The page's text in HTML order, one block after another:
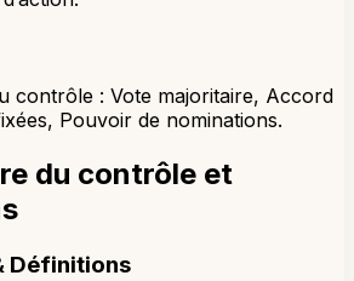
contrôle : Vote majoritaire, Accord
Pouvoir de nominations.
du contrôle et
Définitions